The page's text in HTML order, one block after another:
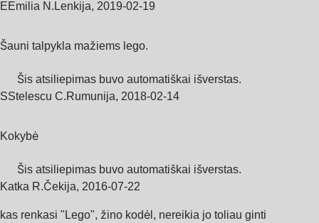
EEmilia N. Lenkija, 2019‑02‑19
Šauni talpykla mažiems lego.
Šis atsiliepimas buvo automatiškai išverstas.
SStelescu C.Rumunija, 2018‑02‑14
Kokybė
Šis atsiliepimas buvo automatiškai išverstas.
Katka R.Čekija, 2016‑07‑22
kas renkasi "Lego", žino kodėl, nereikia jo toliau ginti